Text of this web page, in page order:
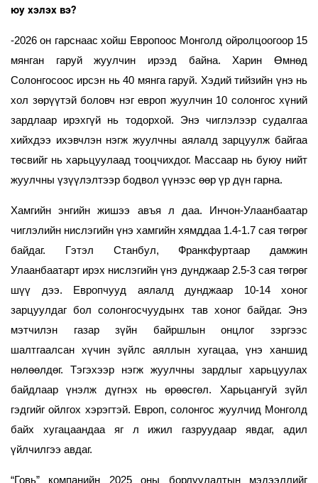
юу хэлэх вэ?
-2026 он гарснаас хойш Европоос Монголд ойролцоогоор 15
мянган гаруй жуулчин ирээд байна. Харин Өмнөд
Солонгосоос ирсэн нь 40 мянга гаруй. Хэдий тийзийн үнэ нь
хол зөрүүтэй боловч нэг европ жуулчин 10 солонгос хүний
зардлаар ирэхгүй нь тодорхой. Энэ чиглэлээр судалгаа
хийхдээ ихэвчлэн нэгж жуулчны аялалд зарцуулж байгаа
төсвийг нь харьцуулаад тооцчихдог. Массаар нь буюу нийт
жуулчны үзүүлэлтээр бодвол үүнээс өөр үр дүн гарна.
Хамгийн энгийн жишээ авъя л даа. Инчон-Улаанбаатар
чиглэлийн нислэгийн үнэ хамгийн хямддаа 1.4-1.7 сая төгрөг
байдаг. Гэтэл Станбул, Франкфуртаар дамжин
Улаанбаатарт ирэх нислэгийн үнэ дунджаар 2.5-3 сая төгрөг
шүү дээ. Европчууд аялалд дунджаар 10-14 хоног
зарцуулдаг бол солонгосчуудынх тав хоног байдаг. Энэ
мэтчилэн газар зүйн байршлын онцлог зэргээс
шалтгаалсан хүчин зүйлс аяллын хугацаа, үнэ ханшид
нөлөөлдөг. Тэгэхээр нэгж жуулчны зардлыг харьцуулах
байдлаар үнэлж дүгнэх нь өрөөсгөл. Харьцангуй зүйл
гэдгийг ойлгох хэрэгтэй. Европ, солонгос жуулчид Монголд
байх хугацаандаа яг л ижил газруудаар явдаг, адил
үйлчилгээ авдаг.
“Говь” компанийн 2025 оны борлуулалтын мэдээллийг